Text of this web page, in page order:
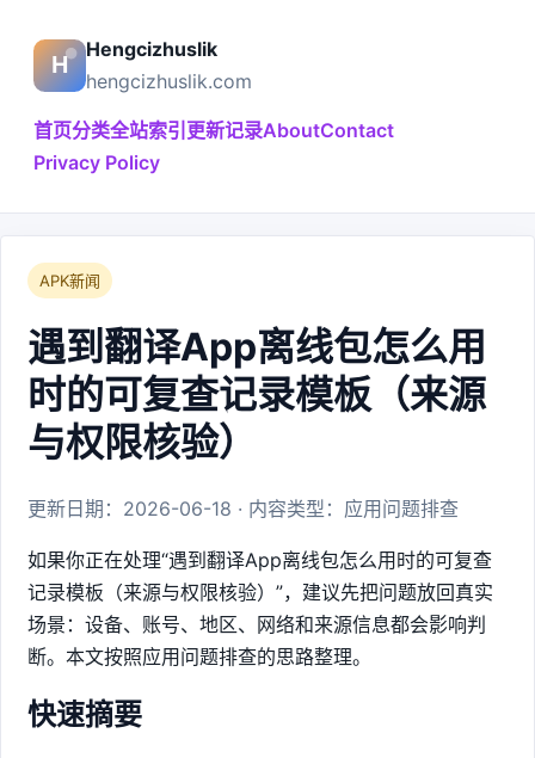
Hengcizhuslik
hengcizhuslik.com
首页分类全站索引 更新记录AboutContact
Privacy Policy
APK新闻
遇到翻译App离线包怎么用
时的可复查记录模板（来源
与权限核验）
更新日期：2026-06-18 · 内容类型：应用问题排查
如果你正在处理“遇到翻译App离线包怎么用时的可复查
记录模板（来源与权限核验）”，建议先把问题放回真实
场景：设备、账号、地区、网络和来源信息都会影响判
断。本文按照应用问题排查的思路整理。
快速摘要